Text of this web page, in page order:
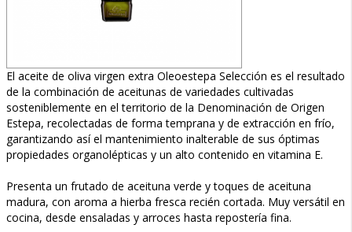
El aceite de oliva virgen extra Oleoestepa Selección es el resultado
de la combinación de aceitunas de variedades cultivadas
sosteniblemente en el territorio de la Denominación de Origen
Estepa, recolectadas de forma temprana y de extracción en frío,
garantizando así el mantenimiento inalterable de sus óptimas
propiedades organolépticas y un alto contenido en vitamina E.
Presenta un frutado de aceituna verde y toques de aceituna
madura, con aroma a hierba fresca recién cortada. Muy versátil en
cocina, desde ensaladas y arroces hasta repostería fina.